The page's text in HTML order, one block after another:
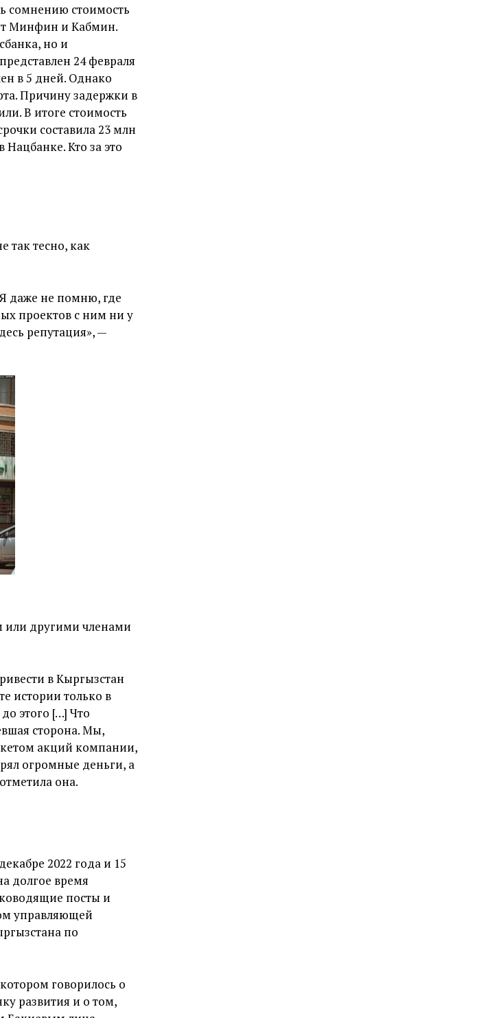
сомнению стоимость
Минфин и Кабмин.
но и
24 февраля
в 5 дней. Однако
Причину задержки в
В итоге стоимость
составила 23 млн
Нацбанке. Кто за это
так тесно, как
даже не помню, где
проектов с ним ни у
репутация», —
или другими членами
в Кыргызстан
истории только в
этого […] Что
сторона. Мы,
акций компании,
огромные деньги, а
она.
2022 года и 15
долгое время
посты и
управляющей
по
говорилось о
развития и о том,